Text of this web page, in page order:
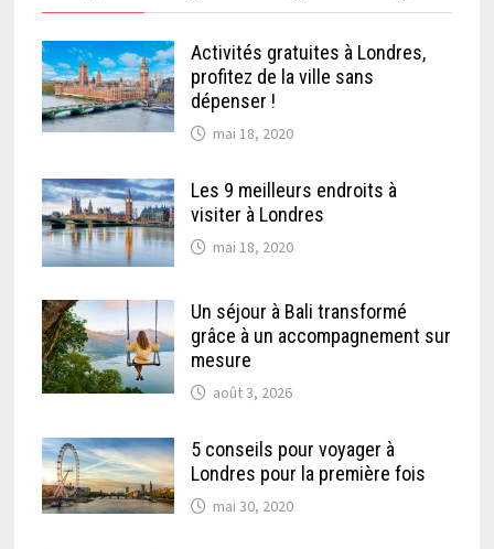
Activités gratuites à Londres,
profitez de la ville sans
dépenser !
mai 18, 2020
Les 9 meilleurs endroits à
visiter à Londres
mai 18, 2020
Un séjour à Bali transformé
grâce à un accompagnement sur
mesure
août 3, 2026
5 conseils pour voyager à
Londres pour la première fois
mai 30, 2020